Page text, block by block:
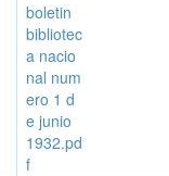
boletin
bibliotec
a nacio
nal num
ero 1 d
e junio
1932.pd
f